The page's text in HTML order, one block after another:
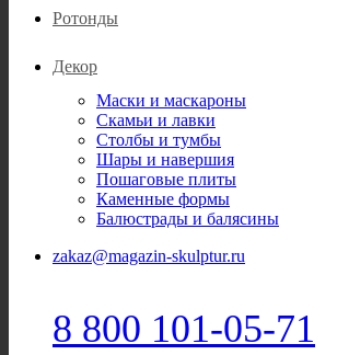
Ротонды
Декор
Маски и маскароны
Скамьи и лавки
Столбы и тумбы
Шары и навершия
Пошаговые плиты
Каменные формы
Балюстрады и балясины
zakaz@magazin-skulptur.ru
8 800 101-05-71